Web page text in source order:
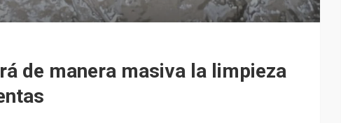
de manera masiva la limpieza